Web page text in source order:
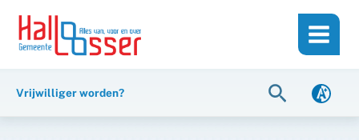
inhoud
naar
Vrijwilliger worden? Zoeken